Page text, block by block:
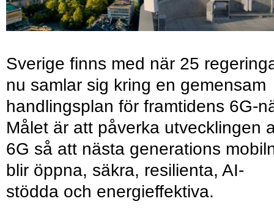
Sverige finns med när 25
nu samlar sig kring en gemensam
handlingsplan för framtidens 6G-
Målet är att påverka utvecklingen
6G så att nästa generations
blir öppna, säkra, resilienta, AI-
stödda och energieffektiva.